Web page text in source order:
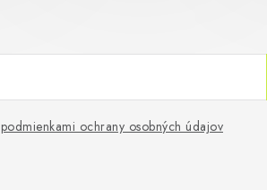
podmienkami ochrany osobných údajov